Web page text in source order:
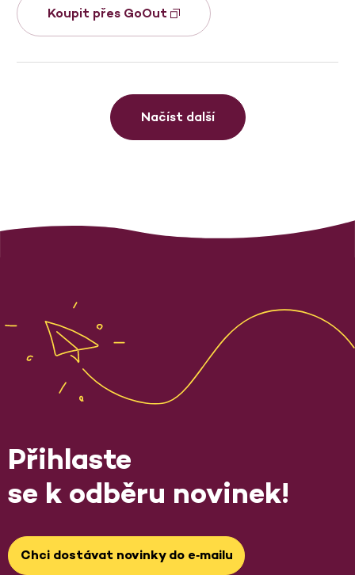
Koupit přes GoOut
Načíst další
Přihlaste
se k odběru novinek!
Chci dostávat novinky do e‑mailu